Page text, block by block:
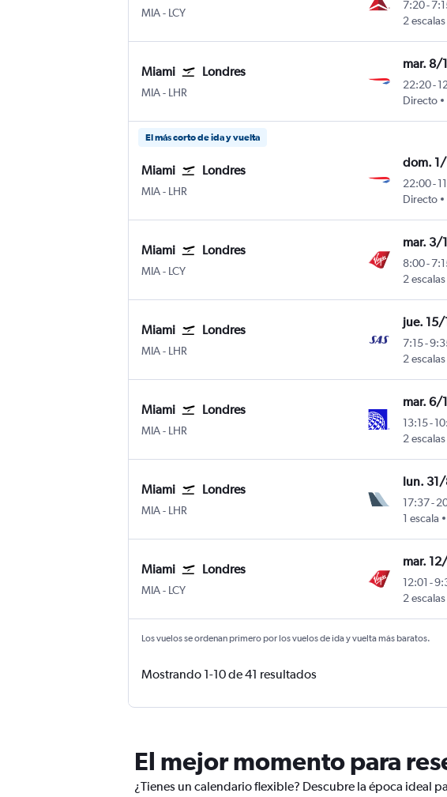
MIAInternacional de Miami
- LCY
7:20-
2 escalas
Miami Londres
MIAInternacional de Miami
- LHR
mar. 8/
22:20-
Directo
El más corto de ida y vuelta
Miami Londres
MIAInternacional de Miami
- LHR
dom. 1/
22:00-
Directo
Miami Londres
MIAInternacional de Miami
- LCY
mar. 3/
8:00-
2 escalas
Miami Londres
MIAInternacional de Miami
- LHR
jue. 15/
7:15-
2 escalas
Miami Londres
MIAInternacional de Miami
- LHR
mar. 6/
13:15-
2 escalas
Miami Londres
MIAInternacional de Miami
- LHR
lun.
17:37-
1 escala
Miami Londres
MIAInternacional de Miami
- LCY
mar.
12:01 -
2 escalas
Los vuelos se ordenan primero por los vuelos de ida y vuelta más baratos.
Mostrando 1-10 de 41 resultados
El mejor momento para
¿Tienes un calendario flexible? Descubre la época ideal